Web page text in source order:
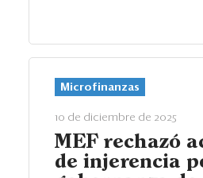
Microfinanzas
10 de diciembre de 2025
MEF rechazó
de injerencia